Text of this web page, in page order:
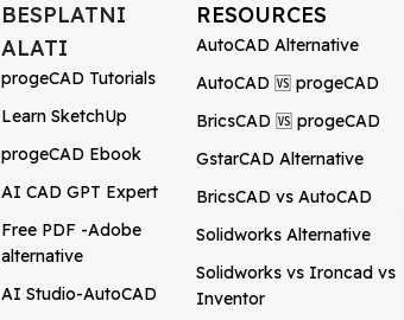
BESPLATNI
ALATI
progeCAD Tutorials
Learn SketchUp
progeCAD Ebook
AI CAD GPT Expert
Free PDF -Adobe
alternative
AI Studio-AutoCAD
RESOURCES
AutoCAD Alternative
AutoCAD 🆚 progeCAD
BricsCAD 🆚 progeCAD
GstarCAD Alternative
BricsCAD vs AutoCAD
Solidworks Alternative
Solidworks vs Ironcad vs
Inventor